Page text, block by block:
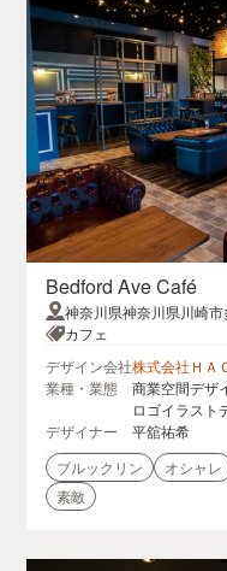
Bedford Ave Café
神奈川県神奈川県川崎市
登戸1891第三井出ビル
カフェ
デザイン会社株式会社ＨＡ
業種・業態
商業空間デザ
ロゴイラスト
デザイナー
平舘祐希
ブルックリン
オシャレ
素敵